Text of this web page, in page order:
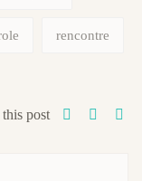
rencontre
this post